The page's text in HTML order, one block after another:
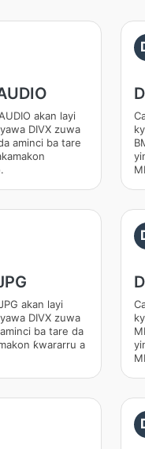
akan layi
DIVX zuwa
aminci ba tare
akan layi
DIVX zuwa
ba tare da
ƙwararru a